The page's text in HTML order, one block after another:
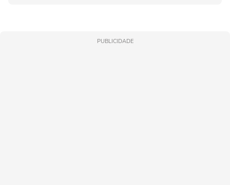
PUBLICIDADE